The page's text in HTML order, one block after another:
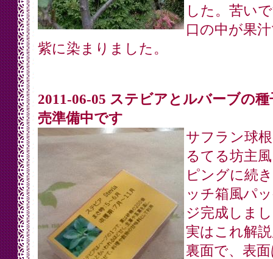
した。苦い
口の中が果
紫に染まりました。
2011-06-05 ステビアとルバーブの種
売準備中です
サフラン球
るてる坊主
ピングに続
ッチ箱風パ
ジ完成しま
実はこれ解
裏面で、表